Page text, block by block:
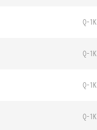
Q-1K
Q-1K
Q-1K
Q-1K